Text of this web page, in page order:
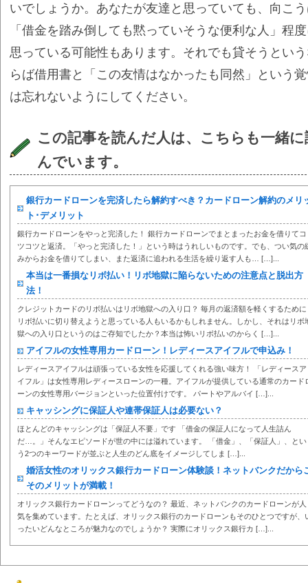
いでしょうか。あなたが友達と思っていても、向こ
「借金を踏み倒しても黙っていそうな便利な人」程
思っている可能性もあります。それでも貸そうとい
らば借用書と「この友情はなかったも同然」という
は忘れないようにしてください。
この記事を読んだ人は、こちらも一緒に
んでいます。
銀行カードローンを完済したら解約すべき？カードローン解約のメリ
ト･デメリット
銀行カードローンをやっと完済した！ 銀行カードローンでまとまったお金を借りてコ
ツコツと返済。「やっと完済した！」という時はうれしいものです。でも、つい気の
みからお金を借りてしまい、また返済に追われる生活を繰り返す人も… […]...
本当は一番損なリボ払い！リボ地獄に陥らないための注意点と脱出方
法！
クレジットカードのリボ払いはリボ地獄への入り口？ 毎月の返済額を軽くするために
リボ払いに切り替えようと思っている人もいるかもしれません。しかし、それはリボ
獄への入り口というのはご存知でしたか？本当は怖いリボ払いのからく […]...
アイフルの女性専用カードローン！レディースアイフルで申込み！
レディースアイフルは頑張っている女性を応援してくれる強い味方！ 「レディースア
イフル」は女性専用レディースローンの一種。アイフルが提供している通常のカード
ーンの女性専用バージョンといった位置付けです。 パートやアルバイ […]...
キャッシングに保証人や連帯保証人は必要ない？
ほとんどのキャッシングは「保証人不要」です 「借金の保証人になって人生詰ん
だ…。」そんなエピソードが世の中には溢れています。 「借金」、「保証人」、とい
う2つのキーワードが並ぶと人生のどん底をイメージしてしま […]...
婚活女性のオリックス銀行カードローン体験談！ネットバンクだから
そのメリットが満載！
オリックス銀行カードローンってどうなの？ 最近、ネットバンクのカードローンが人
気を集めています。たとえば、オリックス銀行のカードローンもそのひとつですが、
ったいどんなところが魅力なのでしょうか？ 実際にオリックス銀行カ […]...